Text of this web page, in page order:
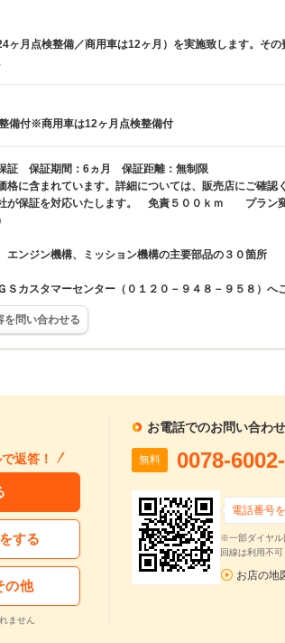
ヶ月点検整備／商用車は12ヶ月）を実施致します。その
備付※商用車は12ヶ月点検整備付
証 保証期間：6ヵ月 保証距離：無制限
格に含まれています。詳細については、販売店にご確認
が保証を対応いたします。 免責５００ｋｍ プラン
エンジン機構、ミッション機構の主要部品の３０箇所
Ｓカスタマーセンター（０１２０－９４８－９５８）へ
を問い合わせる
返答！
する
の他
ません
お電話でのお問い合わせ
無料 0078-
電話番号
※一部ダイヤル
回線は利用不可
お店の地